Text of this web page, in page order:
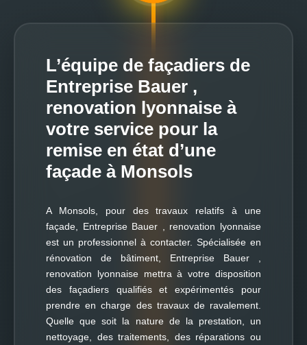
L’équipe de façadiers de
Entreprise Bauer ,
renovation lyonnaise à
votre service pour la
remise en état d’une
façade à Monsols
A Monsols, pour des travaux relatifs à une
façade, Entreprise Bauer , renovation lyonnaise
est un professionnel à contacter. Spécialisée en
rénovation de bâtiment, Entreprise Bauer ,
renovation lyonnaise mettra à votre disposition
des façadiers qualifiés et expérimentés pour
prendre en charge des travaux de ravalement.
Quelle que soit la nature de la prestation, un
nettoyage, des traitements, des réparations ou